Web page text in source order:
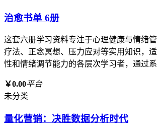
治愈书单 6册
这套六册学习资料专注于心理健康与情绪
疗法、正念冥想、压力应对等实用知识，
性和情绪调节能力的各层次学习者，通过
￥0.00平台
未分类
量化营销：决胜数据分析时代